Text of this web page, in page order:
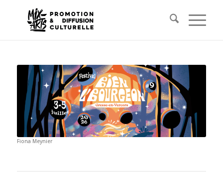
Fiona Meynier